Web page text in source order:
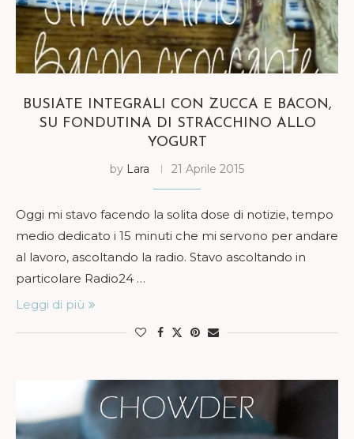
BUSIATE INTEGRALI CON ZUCCA E BACON,
SU FONDUTINA DI STRACCHINO ALLO
YOGURT
by Lara 21 Aprile 2015
Oggi mi stavo facendo la solita dose di notizie, tempo
medio dedicato i 15 minuti che mi servono per andare
al lavoro, ascoltando la radio. Stavo ascoltando in
particolare Radio24 …
Leggi di più